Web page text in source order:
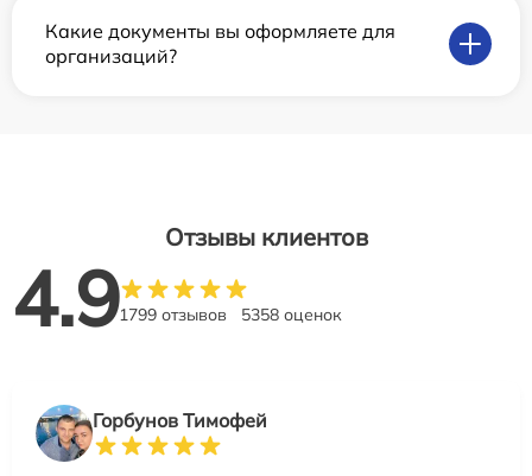
Какие документы вы оформляете для
организаций?
Отзывы клиентов
4.91799 отзывов 5358 оценок
Горбунов Тимофей